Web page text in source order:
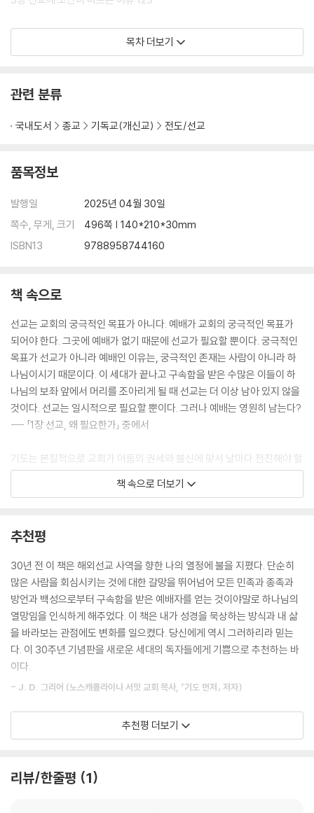
강력하게 이끈다. 30년의 시간이 지나도 여전히 살아 있는 이 메시지는,
오늘의 교회와 독자에게도 여전히 유효하며, 오히려 더욱 절실하다. 이제
의 중심을 ‘예배’로 되돌려놓았고, 선교의 동기를 ‘하나님의 하나님 되심’으
배가 없는 곳에, 당신은 예배를 세우고 있는가?” 『열방을 향해 가라』 30주
히 여기는 자들의 선교적 삶을 견인하는 성경적 선언이 될 것이다.
2부 선교 과업의 필요성과 본질
7장 예배의 내적 단순성과 외적 자유 373
4부 복음의 전 지구적 이동과 전시 생활
8장 복음의 변동이 아닌 복음의 이동 405
후기: 가든 보내든 오직 하나님의 영광을 위하여 447
미주 453
목차 더보기
관련 분류
국내도서 종교 기독교(개신교) 전도/선교
품목정보
발행일
2025년 04월 30일
쪽수, 무게, 크기
496쪽 | 140*210*30mm
ISBN13
9788958744160
책 속으로
선교는 교회의 궁극적인 목표가 아니다. 예배가 교회의 궁극적인 목표가
되어야 한다. 그곳에 예배가 없기 때문에 선교가 필요할 뿐이다. 궁극적인
목표가 선교가 아니라 예배인 이유는, 궁극적인 존재는 사람이 아니라 하
나님이시기 때문이다. 이 세대가 끝나고 구속함을 받은 수많은 이들이 하
나님의 보좌 앞에서 머리를 조아리게 될 때 선교는 더 이상 남아 있지 않을
것이다. 선교는 일시적으로 필요할 뿐이다. 그러나 예배는 영원히 남는다?
--- 「1장 선교, 왜 필요한가」 중에서
기도는 본질적으로 교회가 어둠의 권세와 불신에 맞서 날마다 전진해야 할
때 사용하는 전시(戰時)용 무전기다. 기도를 우리가 살고 있는 가정집에
서 좀 더 편하자고 윗층에 연락할 때 쓰는 가정용 인터폰쯤으로 생각한다
가 전선을 확대해 갈 때 우리에게 필요한 모든 것을 작전사령부에 요청하
는 데 쓰라고 말이다.
--- 「2장 기도, 선교를 위한 전략 무기」 중에서
숨겨진 보화의 가치는 어떻게 결정되는가? 그것을 얻기 위해 무엇을 대가
로 희생하느냐에 의해서다. 그 보화를 얻기 위해 우리가 가진 모든 것을 판
다면 그 가치를 최고로 여기는 것이다. 반면 그렇게 하지 않는다면, 우리가
이미 가지고 있는 다른 것을 더 소중히 여기는 것이다. […] 하나님이라는
기에 의해 결정된다
--- 「3장 선교에 고난이 따르는 이유」 중에서
그리스도의 대속 사역은 누구든지 하나님 앞에서 의롭다 하심을 얻기 위한
을 하나님으로부터 끊어 놓는 심각한 사안이다. 이 보편적 문제에 대한 해
책 속으로 더보기
추천평
30년 전 이 책은 해외선교 사역을 향한 나의 열정에 불을 지폈다. 단순히
많은 사람을 회심시키는 것에 대한 갈망을 뛰어넘어 모든 민족과 종족과
방언과 백성으로부터 구속함을 받은 예배자를 얻는 것이야말로 하나님의
열망임을 인식하게 해주었다. 이 책은 내가 성경을 묵상하는 방식과 내 삶
을 바라보는 관점에도 변화를 일으켰다. 당신에게 역시 그러하리라 믿는
다. 이 30주년 기념판을 새로운 세대의 독자들에게 기쁨으로 추천하는 바
이다.
- J. D. 그리어 (노스캐롤라이나 서밋 교회 목사, 『기도 먼저』 저자)
그리스도인들 사이에서 반짝 인기를 끌며 찬사를 받은 베스트셀러는 많았
다. 그 책들은 한동안 사람들 입에 오르내리며 판매되다 얼마 지나지 않아
도서는 몇 안 된다. 『열방을 향해 가라』는 후자에 속한다. 영광을 받으시는
추천평 더보기
리뷰/한줄평 1